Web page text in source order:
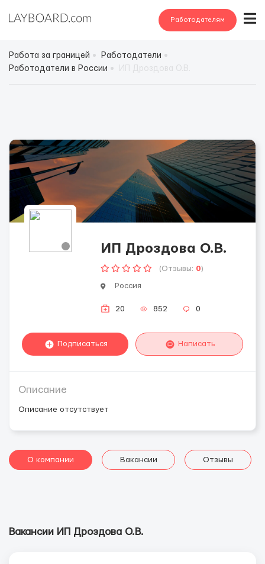
Работодателям
Работа за границей
Работодатели
Работодатели в России
ИП Дроздова О.В.
(Отзывы: 0)
Россия
20 852 0
Подписаться Написать
Описание
Описание отсутствует
О компании Вакансии Отзывы
Вакансии ИП Дроздова О.В.